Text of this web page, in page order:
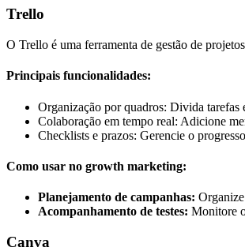
Trello
O Trello é uma ferramenta de gestão de
Principais funcionalidades:
Organização por quadros: Divida tarefas
Colaboração em tempo real: Adicione
Checklists e prazos: Gerencie o
Como usar no growth marketing:
Planejamento de campanhas:
Acompanhamento de testes: Monitore
Canva